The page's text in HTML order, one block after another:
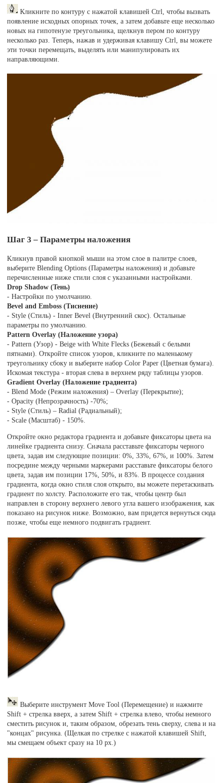
Кликните по контуру с нажатой клавишей Ctrl, чтобы вызвать
появление исходных опорных точек, а затем добавьте еще несколько
новых на гипотенузе треугольника, щелкнув пером по контуру
несколько раз. Теперь, нажав и удерживая клавишу Ctrl, вы можете
эти точки перемещать, выделять или манипулировать их
направляющими.
Шаг 3 – Параметры наложения
Кликнув правой кнопкой мыши на этом слое в палитре слоев,
выберите Blending Options (Параметры наложения) и добавьте
перечисленные ниже стили слоя с указанными настройками.
Drop Shadow (Тень)
- Настройки по умолчанию.
Bevel and Emboss (Тиснение)
- Style (Стиль) - Inner Bevel (Внутренний скос). Остальные
параметры по умолчанию.
Pattern Overlay (Наложение узора)
- Pattern (Узор) - Beige with White Flecks (Бежевый с белыми
пятнами). Откройте список узоров, кликните по маленькому
треугольнику сбоку и выберите набор Color Paper (Цветная бумага).
Искомая текстура - вторая слева в верхнем ряду таблицы узоров.
Gradient Overlay (Наложение градиента)
- Blend Mode (Режим наложения) – Overlay (Перекрытие);
- Opacity (Непрозрачность) -70%;
- Style (Стиль) – Radial (Радиальный);
- Scale (Масштаб) - 150%.
Откройте окно редактора градиента и добавьте фиксаторы цвета на
линейке градиента снизу. Сначала расставьте фиксаторы черного
цвета, задав им следующие позиции: 0%, 33%, 67%, и 100%. Затем
посредине между черными маркерами расставьте фиксаторы белого
цвета, задав им позиции 17%, 50%, и 83%. В процессе создания
градиента, когда окно стиля слоя открыто, вы можете перетаскивать
градиент по холсту. Расположите его так, чтобы центр был
направлен в сторону верхнего левого угла вашего изображения, как
показано на рисунок ниже. Возможно, вам придется вернуться сюда
позже, чтобы еще немного подвигать градиент.
Выберите инструмент Move Tool (Перемещение) и нажмите
Shift + стрелка вверх, а затем Shift + стрелка влево, чтобы немного
сместить рисунок и, таким образом, обрезать тень сверху, слева и на
"концах" рисунка. (Щелкая по стрелке с нажатой клавишей Shift,
мы смещаем объект сразу на 10 рх.)